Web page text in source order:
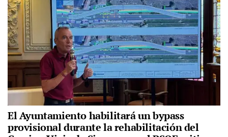
El Ayuntamiento habilitará un bypass
provisional durante la rehabilitación del